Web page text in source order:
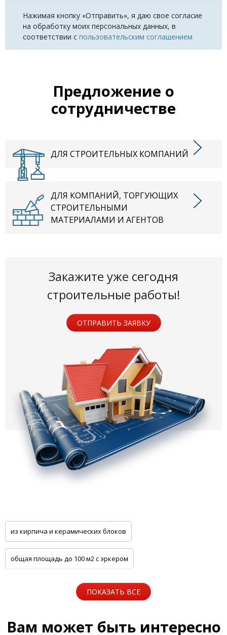
Нажимая кнопку «Отправить», я даю свое согласие
на обработку моих персональных данных, в
соответствии с пользовательским соглашением
Предложение о
сотрудничестве
ДЛЯ СТРОИТЕЛЬНЫХ КОМПАНИЙ
ДЛЯ КОМПАНИЙ, ТОРГУЮЩИХ
СТРОИТЕЛЬНЫМИ
МАТЕРИАЛАМИ И АГЕНТОВ
Закажите уже сегодня
строительные работы!
ОТПРАВИТЬ ЗАЯВКУ
из кирпича и керамических блоков
общая площадь до 100 м2 с эркером
общая площадь до 100 м2 с цоколем
ПОКАЗАТЬ ВСЕ
Вам может быть интересно